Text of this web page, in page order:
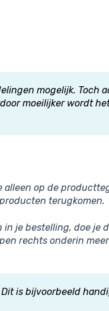
mogelijk. Toch
moeilijker wordt
op de
terugkomen.
in je bestelling, doe je
rechts onderin
is bijvoorbeeld